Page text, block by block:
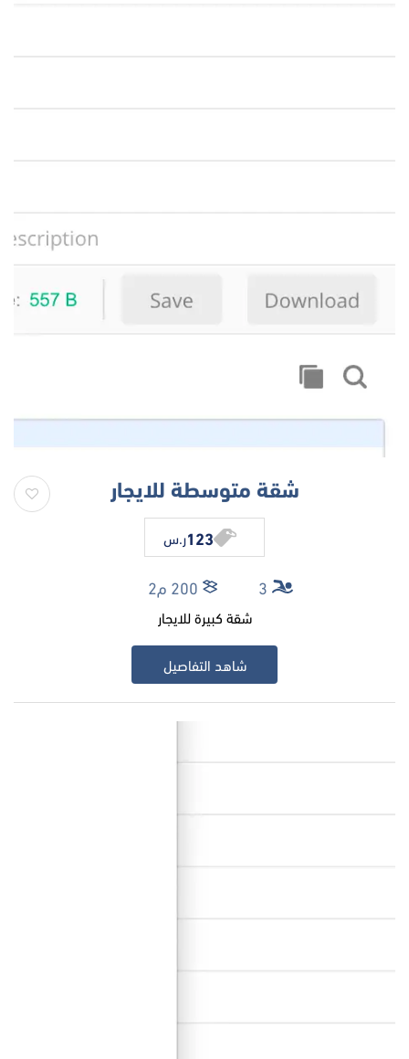
شقة متوسطة للايجار
123ر.س
3 200 م2
شقة كبيرة للايجار
شاهد التفاصيل